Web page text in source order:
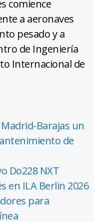
comience
a aeronaves
pesado y a
de Ingeniería
Internacional de
Barajas un
de
Do228 NXT
en ILA Berlin 2026
para